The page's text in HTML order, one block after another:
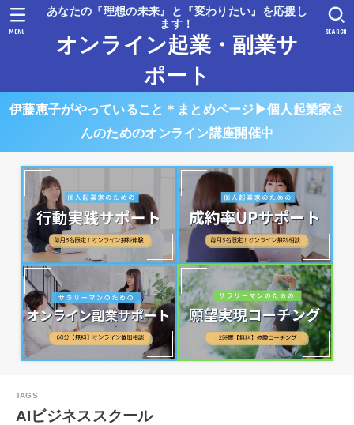
あなたの『理想の未来』と『変わりたい』を応援し
ます！
オンライン起業・副業サ
ポート
SEARCH
MENU
伊藤恵子がやっていること＊まとめページ▶︎個人起業家さ
んのためのオンライン講座開催中
AIビジネススクール